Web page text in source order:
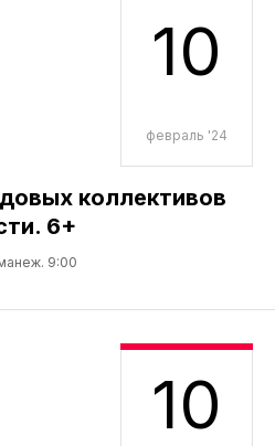
10
февраль '24
коллективов
6+
9:00
10